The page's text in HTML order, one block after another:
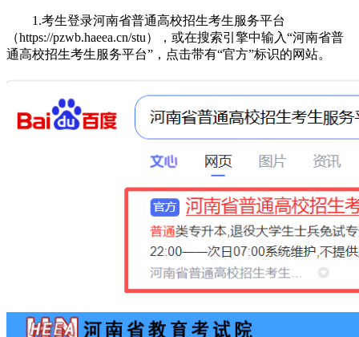
1.考生登录河南省普通高校招生考生服务平台
（https://pzwb.haeea.cn/stu），或在搜索引擎中输入“河南省普
通高校招生考生服务平台”，点击带有“官方”标识的网站。